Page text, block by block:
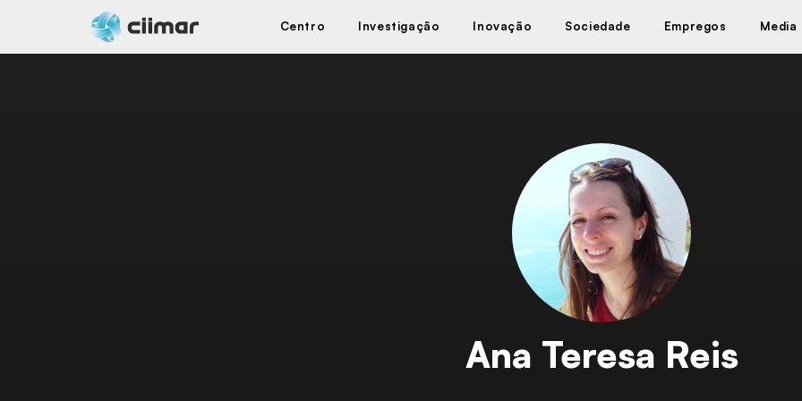
Centro Investigação Inovação Sociedade Empregos Media
Ana Teresa Reis